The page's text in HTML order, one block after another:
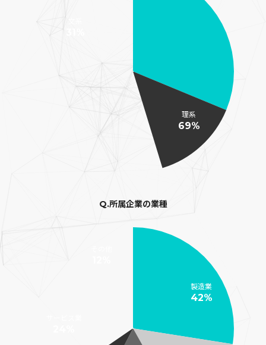
理系
69%
Q.所属企業の業種
製造業
42%